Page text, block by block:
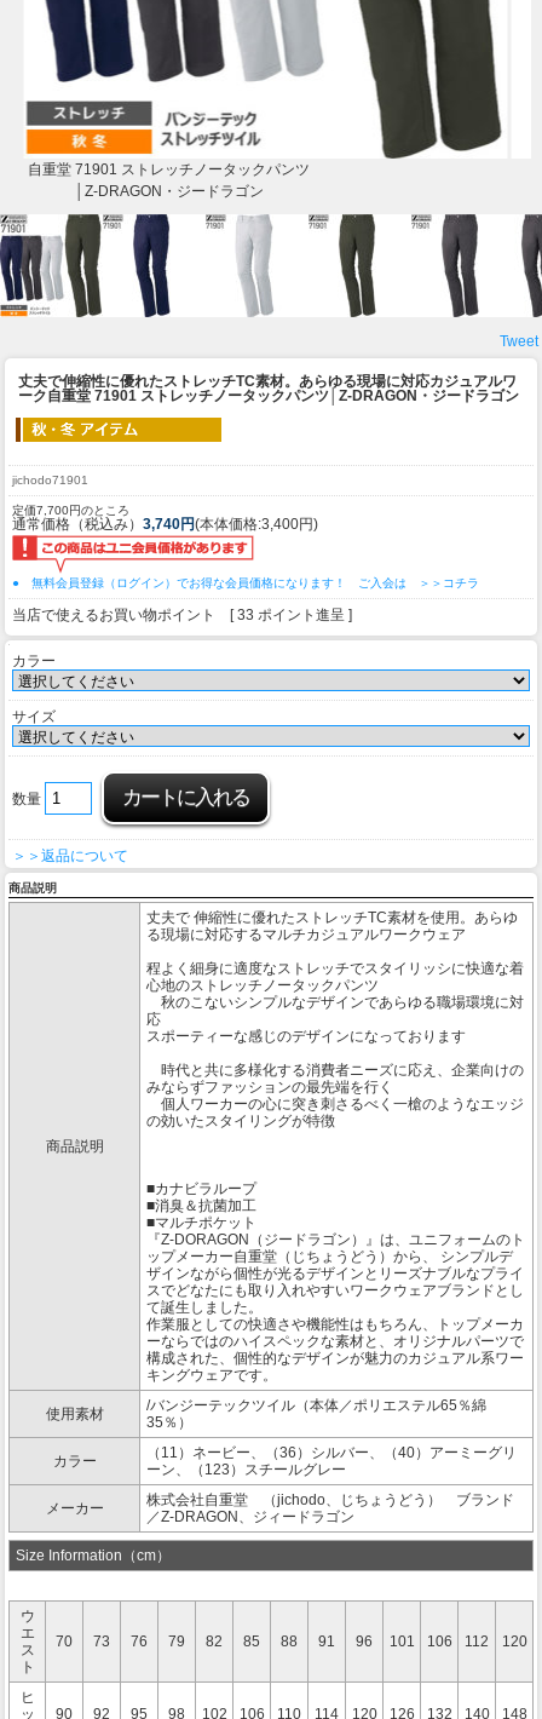
自重堂 71901 ストレッチノータックパンツ
│Z-DRAGON・ジードラゴン
Tweet
丈夫で伸縮性に優れたストレッチTC素材。あらゆる現場に対応カジュアルワ
ーク自重堂 71901 ストレッチノータックパンツ│Z-DRAGON・ジードラゴン
jichodo71901
定価7,700円のところ
通常価格（税込み） 3,740円(本体価格:3,400円)
● 無料会員登録（ログイン）でお得な会員価格になります！ ご入会は ＞＞コチラ
当店で使えるお買い物ポイント [ 33 ポイント進呈 ]
カラー
サイズ
数量
＞＞返品について
商品説明
商品説明
丈夫で 伸縮性に優れたストレッチTC素材を使用。あらゆ
る現場に対応するマルチカジュアルワークウェア
程よく細身に適度なストレッチでスタイリッシに快適な着
心地のストレッチノータックパンツ
秋のこないシンプルなデザインであらゆる職場環境に対
応
スポーティーな感じのデザインになっております
時代と共に多様化する消費者ニーズに応え、企業向けの
みならずファッションの最先端を行く
個人ワーカーの心に突き刺さるべく一槍のようなエッジ
の効いたスタイリングが特徴
■カナビラループ
■消臭＆抗菌加工
■マルチポケット
『Z-DORAGON（ジードラゴン）』は、ユニフォームのト
ップメーカー自重堂（じちょうどう）から、 シンプルデ
ザインながら個性が光るデザインとリーズナブルなプライ
スでどなたにも取り入れやすいワークウェアブランドとし
て誕生しました。
作業服としての快適さや機能性はもちろん、トップメーカ
ーならではのハイスペックな素材と、オリジナルパーツで
構成された、個性的なデザインが魅力のカジュアル系ワー
キングウェアです。
使用素材
/バンジーテックツイル（本体／ポリエステル65％綿
35％）
カラー
（11）ネービー、（36）シルバー、（40）アーミーグリ
ーン、（123）スチールグレー
メーカー
株式会社自重堂 （jichodo、じちょうどう） ブランド
／Z-DRAGON、ジィードラゴン
Size Information（cm）
ウ
エ
ス
ト
70 73 76 79 82 85 88 91 96 101 106 112 120
ヒ
ッ
90 92 95 98 102 106 110 114 120 126 132 140 148